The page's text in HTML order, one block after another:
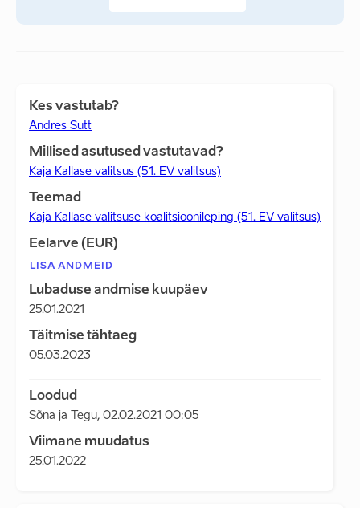
Kes vastutab?
Andres Sutt
Millised asutused vastutavad?
Kaja Kallase valitsus (51. EV valitsus)
Teemad
Kaja Kallase valitsuse koalitsioonileping (51. EV valitsus)
Eelarve (EUR)
LISA ANDMEID
Lubaduse andmise kuupäev
25.01.2021
Täitmise tähtaeg
05.03.2023
Loodud
Sõna ja Tegu, 02.02.2021 00:05
Viimane muudatus
25.01.2022